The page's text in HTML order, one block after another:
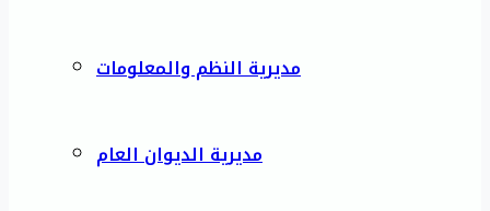
مديرية النظم والمعلومات
مديرية الديوان العام